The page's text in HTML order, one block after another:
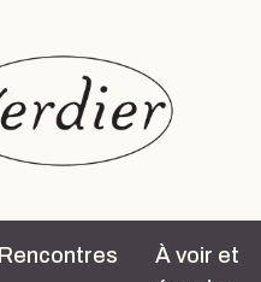
Rencontres
À voir et